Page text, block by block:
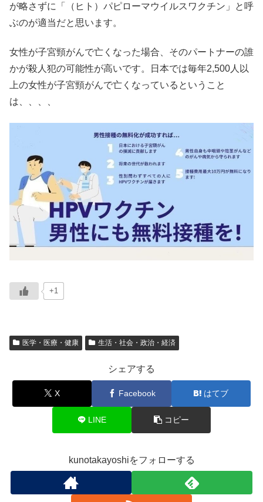
が略さずに「（ヒト）パピローマウイルスワクチン」と呼
ぶのが適当だと思います。
女性が子宮頸がんで亡くなった場合、そのパートナーの誰
かが殺人犯の可能性が高いです。日本では毎年2,500人以
上の女性が子宮頸がんで亡くなっているということ
は、、、、
+1
医学・医療・健康 生活・社会・政治・経済
シェアする
X Facebook はてブ
LINE コピー
kunotakayoshiをフォローする